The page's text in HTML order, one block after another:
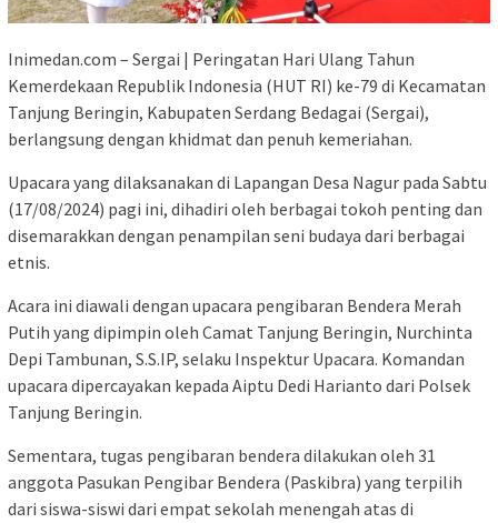
Inimedan.com – Sergai | Peringatan Hari Ulang Tahun
Kemerdekaan Republik Indonesia (HUT RI) ke-79 di Kecamatan
Tanjung Beringin, Kabupaten Serdang Bedagai (Sergai),
berlangsung dengan khidmat dan penuh kemeriahan.
Upacara yang dilaksanakan di Lapangan Desa Nagur pada Sabtu
(17/08/2024) pagi ini, dihadiri oleh berbagai tokoh penting dan
disemarakkan dengan penampilan seni budaya dari berbagai
etnis.
Acara ini diawali dengan upacara pengibaran Bendera Merah
Putih yang dipimpin oleh Camat Tanjung Beringin, Nurchinta
Depi Tambunan, S.S.IP, selaku Inspektur Upacara. Komandan
upacara dipercayakan kepada Aiptu Dedi Harianto dari Polsek
Tanjung Beringin.
Sementara, tugas pengibaran bendera dilakukan oleh 31
anggota Pasukan Pengibar Bendera (Paskibra) yang terpilih
dari siswa-siswi dari empat sekolah menengah atas di